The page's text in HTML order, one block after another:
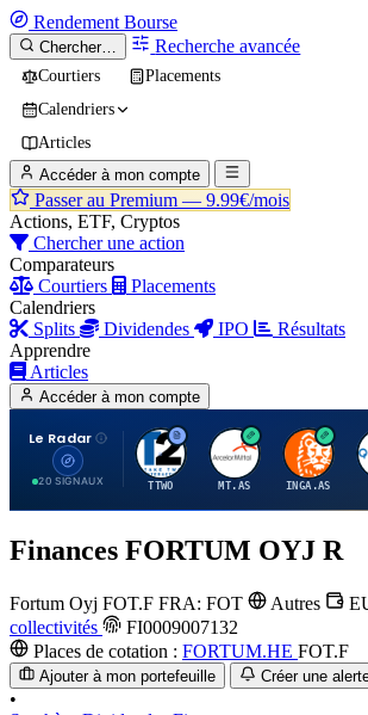
Rendement Bourse
Chercher… Recherche avancée
Courtiers
Placements
Calendriers
Articles
Accéder à mon compte
Passer au Premium — 9.99€/mois
Actions, ETF, Cryptos
Chercher une action
Comparateurs
Courtiers
Placements
Calendriers
Splits
Dividendes IPO
Résultats
Apprendre
Articles
Accéder à mon compte
Le Radar
20 SIGNAUX
T
TTWO
A
MT.AS
I
INGA.AS
Finances FORTUM OYJ R
Fortum Oyj FOT.F FRA: FOT Autres
collectivités
FI0009007132
Places de cotation : FORTUM.HE FOT.F
Ajouter à mon portefeuille Créer une
•